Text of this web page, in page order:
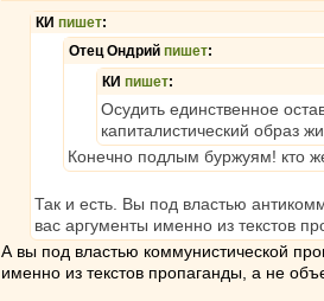
КИ пишет:
Отец Ондрий пишет:
КИ пишет:
Осудить единственное
капиталистический образ
Конечно подлым буржуям! кто
Так и есть. Вы под властью
вас аргументы именно из текстов
А вы под властью коммунистической
именно из текстов пропаганды, а не